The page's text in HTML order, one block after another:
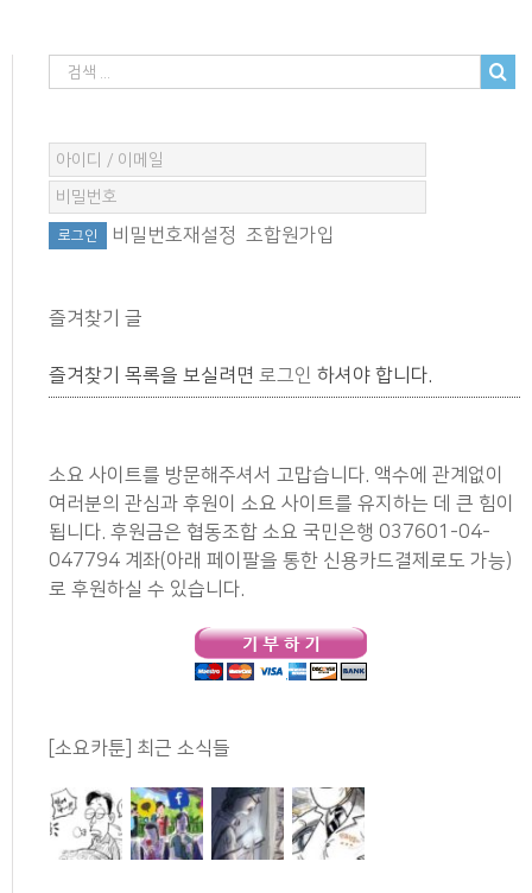
비밀번호재설정 조합원가입
즐겨찾기 글
즐겨찾기 목록을 보실려면 로그인 하셔야 합니다.
소요 사이트를 방문해주셔서 고맙습니다. 액수에 관계없이
여러분의 관심과 후원이 소요 사이트를 유지하는 데 큰 힘이
됩니다. 후원금은 협동조합 소요 국민은행 037601-04-
047794 계좌(아래 페이팔을 통한 신용카드결제로도 가능)
로 후원하실 수 있습니다.
[소요카툰] 최근 소식들